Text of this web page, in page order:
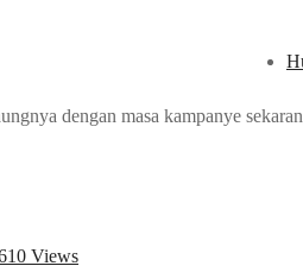
dengan masa kampanye
Views